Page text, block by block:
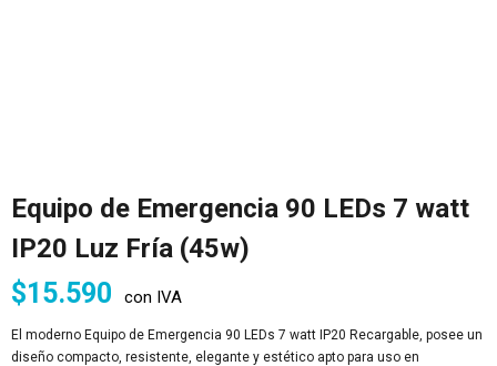
Equipo de Emergencia 90 LEDs 7 watt
IP20 Luz Fría (45w)
$15.590 con IVA
El moderno Equipo de Emergencia 90 LEDs 7 watt IP20 Recargable, posee un
diseño compacto, resistente, elegante y estético apto para uso en